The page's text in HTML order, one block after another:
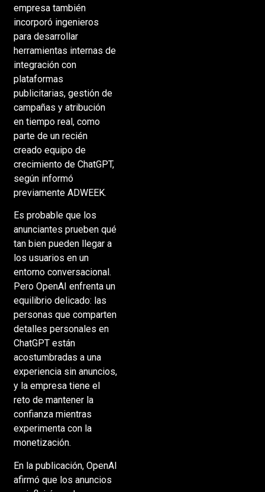
empresa también
incorporó ingenieros
para desarrollar
herramientas internas de
integración con
plataformas
publicitarias, gestión de
campañas y atribución
en tiempo real, como
parte de un recién
creado equipo de
crecimiento de ChatGPT,
según informó
previamente ADWEEK.
Es probable que los
anunciantes prueben qué
tan bien pueden llegar a
los usuarios en un
entorno conversacional.
Pero OpenAI enfrenta un
equilibrio delicado: las
personas que comparten
detalles personales en
ChatGPT están
acostumbradas a una
experiencia sin anuncios,
y la empresa tiene el
reto de mantener la
confianza mientras
experimenta con la
monetización.
En la publicación, OpenAI
afirmó que los anuncios